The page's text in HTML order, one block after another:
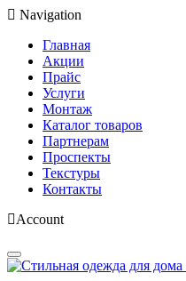
Navigation
Главная
Акции
Прайс
Услуги
Монтаж
Каталог товаров
Партнерам
Проспекты
Текстуры
Контакты
Account